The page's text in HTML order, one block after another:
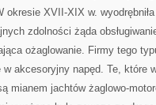
XVII-XIX w.
zdolności żąda
ożaglowanie. Firmy tego
akcesoryjny napęd. Te, które
mianem jachtów żaglowo-